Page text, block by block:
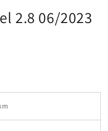
2.8 06/2023